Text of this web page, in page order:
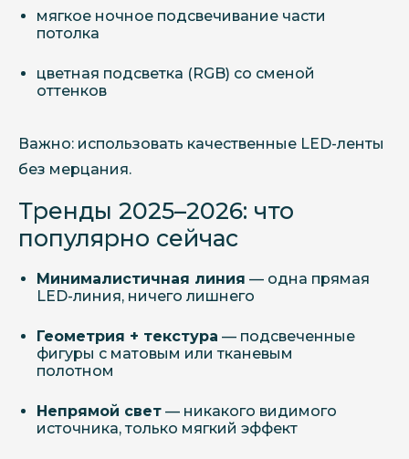
мягкое ночное подсвечивание части
потолка
цветная подсветка (RGB) со сменой
оттенков
Важно: использовать качественные LED-ленты
без мерцания.
Тренды 2025–2026: что
популярно сейчас
Минималистичная линия — одна прямая
LED-линия, ничего лишнего
Геометрия + текстура — подсвеченные
фигуры с матовым или тканевым
полотном
Непрямой свет — никакого видимого
источника, только мягкий эффект